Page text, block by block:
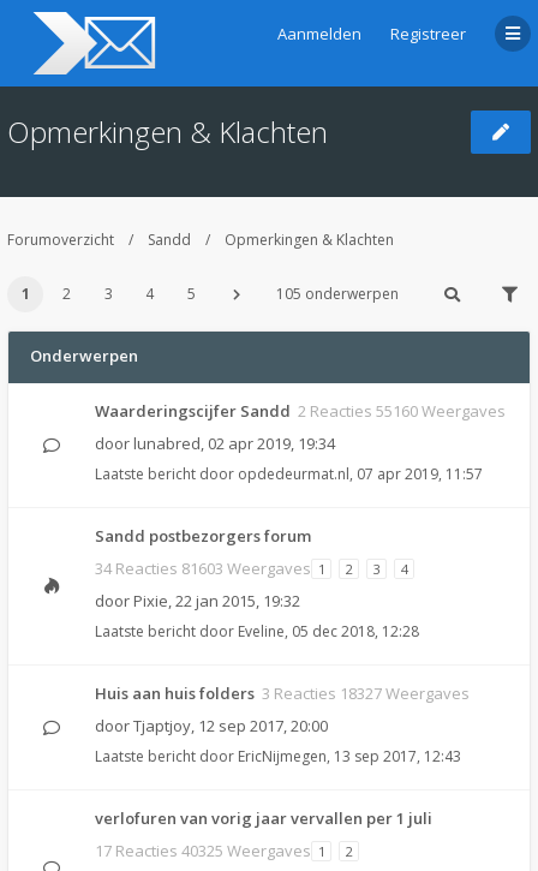
Aanmelden Registreer
Opmerkingen & Klachten
Forumoverzicht Sandd Opmerkingen & Klachten
1 2 3 4 5 105 onderwerpen
Onderwerpen
Waarderingscijfer Sandd 2 Reacties 55160 Weergaves
door lunabred, 02 apr 2019, 19:34
Laatste bericht door opdedeurmat.nl, 07 apr 2019, 11:57
Sandd postbezorgers forum
34 Reacties 81603 Weergaves 1 2 3 4
door Pixie,22 jan 2015, 19:32
Laatste bericht door Eveline, 05 dec 2018, 12:28
Huis aan huis folders 3 Reacties 18327 Weergaves
doorTjaptjoy, 12 sep 2017, 20:00
Laatste bericht door EricNijmegen, 13 sep 2017, 12:43
verlofuren van vorig jaar vervallen per 1 juli
17 Reacties 40325 Weergaves 1 2